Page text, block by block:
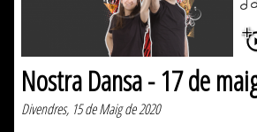
Nostra Dansa - 17 de
Divendres, 15 de Maig de 2020